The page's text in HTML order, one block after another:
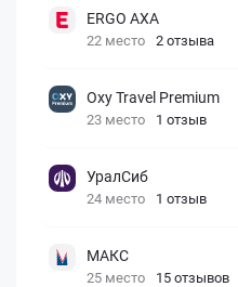
ERGO AXA
22 место 2 отзыва
Oxy Travel Premium
23 место 1 отзыв
УралСиб
24 место 1 отзыв
МАКС
25 место 15 отзывов